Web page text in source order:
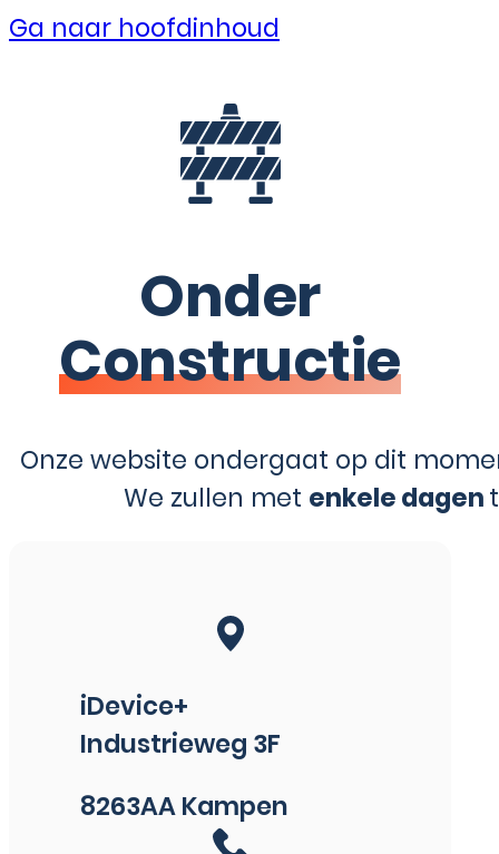
Ga naar hoofdinhoud
Onder
Constructie
Onze website ondergaat op dit
We zullen met enkele dagen
iDevice+
Industrieweg 3F
8263AA Kampen